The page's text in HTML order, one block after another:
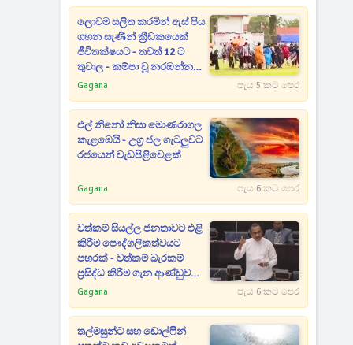
ලොවම සලිත කරමින් ඇස් පිය
ගහන සැණින් ක්‍රීඩකයෙක්
ජීවිතක්ෂයට - තවත් 12 ට
තුවාල - කම්පා වූ නරඹන්නන්
සියලු දෙනා පිටියට දුවන් එයි
Gagana පැය 5 කට පෙර
එල් නිනෝ නිසා මොණරාගල
කැළඹෙයි - උග්‍ර ජල ගැටලුවට
රජයෙන් වැඩපිළිවෙළක්
Gagana පැය 6 කට පෙර
වත්කම් සියල්ල ජනතාවට එළි
කිරීම පෞද්ගලිකත්වයට
පහරක් - වත්කම් බැරකම්
ප්‍රසිද්ධ කිරීම ගැන ආණ්ඩුව
ගන්න යන අලුත්ම තීරණය
Gagana පැය 6 කට පෙර
තල්මසුන්ට සහ ඩොල්ෆින්